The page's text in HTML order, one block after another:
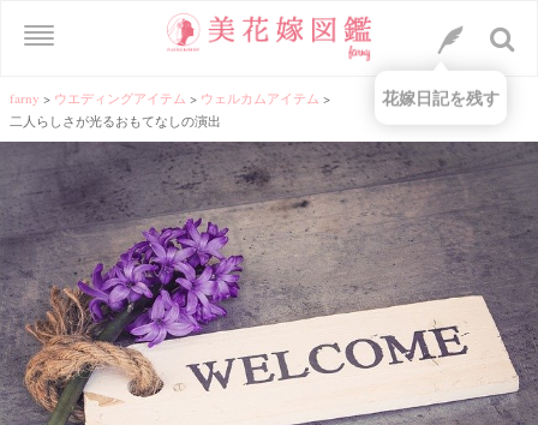
farny > ウエディングアイテム > ウェルカムアイテム >
二人らしさが光るおもてなしの演出
花嫁日記を残す